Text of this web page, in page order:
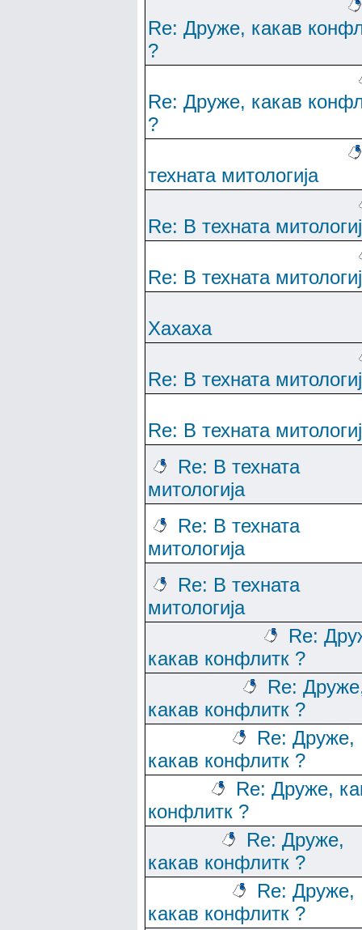
Re: Друже, какав
?
Re: Друже, какав
?
техната митологија
Re: В техната
Re: В техната
Хахаха
Re: В техната
Re: В техната
Re: В техната
митологија
Re: В техната
митологија
Re: В техната
митологија
Re:
какав конфлитк ?
Re:
какав конфлитк ?
Re: Друже,
какав конфлитк ?
Re: Друже,
конфлитк ?
Re: Друже,
какав конфлитк ?
Re: Друже,
какав конфлитк ?